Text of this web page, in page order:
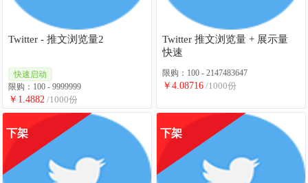
Twitter - 推文浏览量2
快速启动
限购：100 - 9999999
￥1.4882 /1000份
Twitter 推文浏览量 + 展示量
快速
限购：100 - 2147483647
￥4.08716 /1000份
下架 下架